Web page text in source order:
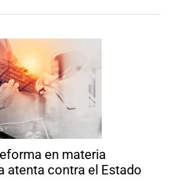
en materia
atenta contra el Estado